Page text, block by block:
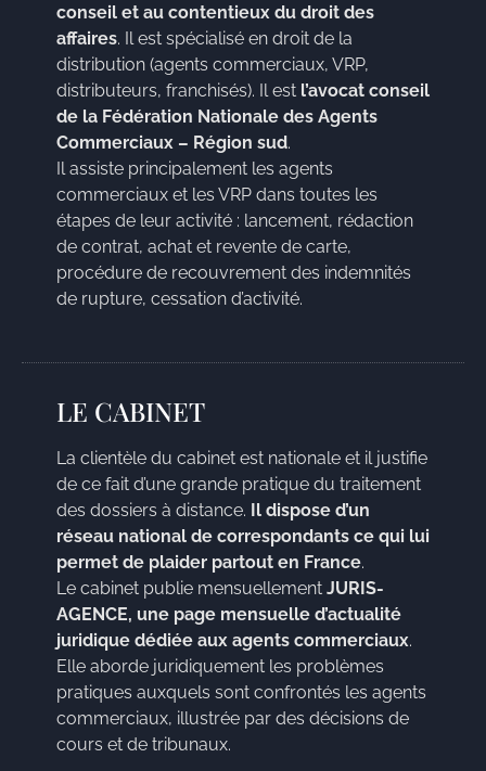
conseil et au contentieux du droit des
affaires. Il est spécialisé en droit de la
distribution (agents commerciaux, VRP,
distributeurs, franchisés). Il est l’avocat conseil
de la Fédération Nationale des Agents
Commerciaux – Région sud.
Il assiste principalement les agents
commerciaux et les VRP dans toutes les
étapes de leur activité : lancement, rédaction
de contrat, achat et revente de carte,
procédure de recouvrement des indemnités
de rupture, cessation d’activité.
LE CABINET
La clientèle du cabinet est nationale et il justifie
de ce fait d’une grande pratique du traitement
des dossiers à distance. Il dispose d’un
réseau national de correspondants ce qui lui
permet de plaider partout en France.
Le cabinet publie mensuellement JURIS-
AGENCE, une page mensuelle d’actualité
juridique dédiée aux agents commerciaux.
Elle aborde juridiquement les problèmes
pratiques auxquels sont confrontés les agents
commerciaux, illustrée par des décisions de
cours et de tribunaux.